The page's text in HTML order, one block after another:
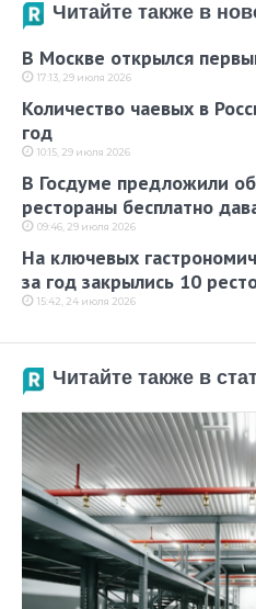
Читайте также в
В Москве открылся
17:13, 29 июля 2026
Количество чаевых в
год
10:15, 29 июля 2026
В Госдуме предложили
рестораны бесплатно
09:46, 29 июля 2026
На ключевых
за год закрылись 10
15:42, 24 июля 2026
Читайте также в